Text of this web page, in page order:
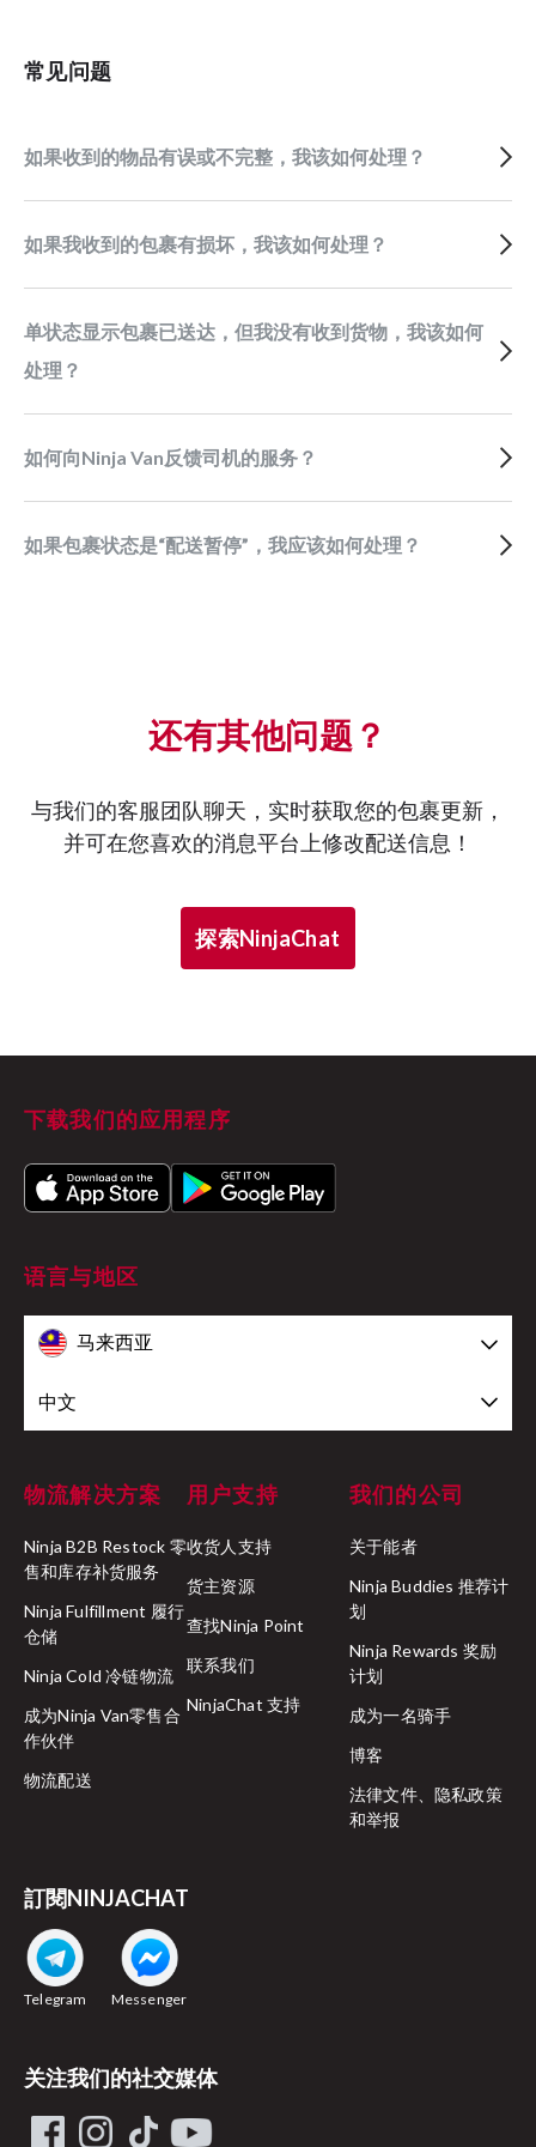
常见问题
如果收到的物品有误或不完整，我该如何处理？
如果我收到的包裹有损坏，我该如何处理？
单状态显示包裹已送达，但我没有收到货物，我该如何
处理？
如何向Ninja Van反馈司机的服务？
如果包裹状态是“配送暂停”，我应该如何处理？
还有其他问题？
与我们的客服团队聊天，实时获取您的包裹更新，
并可在您喜欢的消息平台上修改配送信息！
探索NinjaChat
下载我们的应用程序
语言与地区
马来西亚
中文
物流解决方案
Ninja B2B Restock 零
售和库存补货服务
Ninja Fulfillment 履行
仓储
Ninja Cold 冷链物流
成为Ninja Van零售合
作伙伴
物流配送
用户支持
收货人支持
货主资源
查找Ninja Point
联系我们
NinjaChat 支持
我们的公司
关于能者
Ninja Buddies 推荐计
划
Ninja Rewards 奖励
计划
成为一名骑手
博客
法律文件、隐私政策
和举报
訂閱NINJACHAT
Telegram Messenger
关注我们的社交媒体